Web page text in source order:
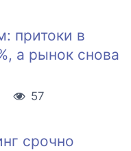
притоки в
а рынок снова
57
срочно